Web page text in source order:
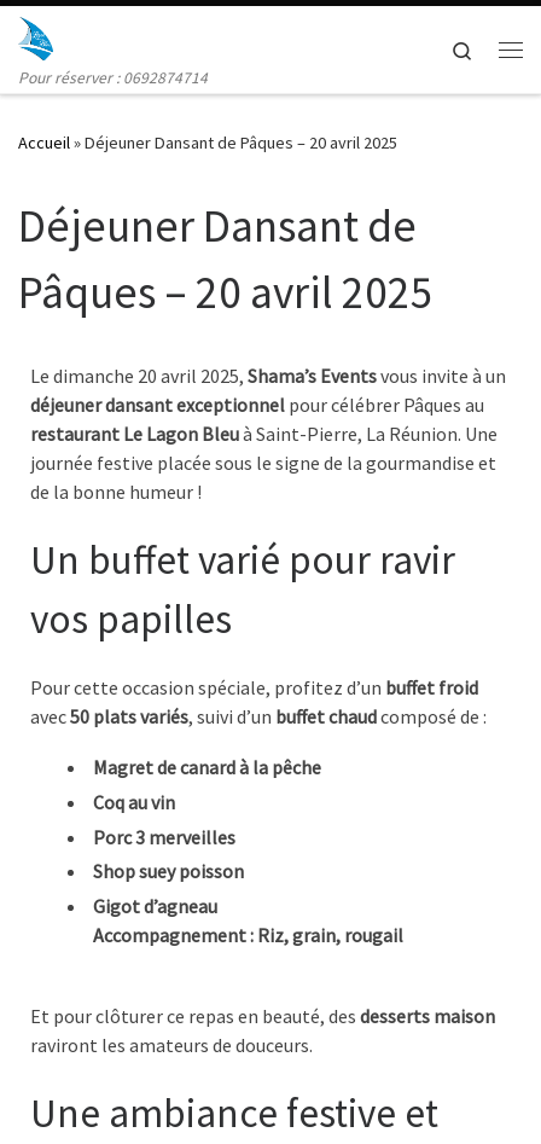
Skip to content
Pour réserver : 0692874714
Search
Accueil»Déjeuner Dansant de Pâques – 20 avril 2025
Déjeuner Dansant de
Pâques – 20 avril 2025
Le dimanche 20 avril 2025, Shama’s Eventsvous invite à un
déjeuner dansant exceptionnel pour célébrer Pâques au
restaurant Le Lagon Bleuà Saint-Pierre, La Réunion. Une
journée festive placée sous le signe de la gourmandise et
de la bonne humeur !
Un buffet varié pour ravir
vos papilles
Pour cette occasion spéciale, profitez d’un buffet froid
avec50 plats variés, suivi d’un buffet chaudcomposé de :
Magret de canard à la pêche
Coq au vin
Porc 3 merveilles
Shop suey poisson
Gigot d’agneau
Accompagnement : Riz, grain, rougail
Et pour clôturer ce repas en beauté, des desserts maison
raviront les amateurs de douceurs.
Une ambiance festive et